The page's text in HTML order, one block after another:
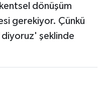
dönüşüm
gerekiyor. Çünkü
şeklinde